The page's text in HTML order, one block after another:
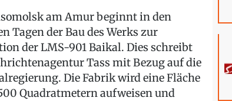
am Amur beginnt in den
Tagen der Bau des Werks zur
der LMS-901 Baikal. Dies schreibt
Tass mit Bezug auf die
Die Fabrik wird eine Fläche
Quadratmetern aufweisen und